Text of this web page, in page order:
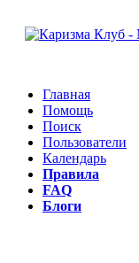
Главная
Помощь
Поиск
Пользователи
Календарь
Правила
FAQ
Блоги